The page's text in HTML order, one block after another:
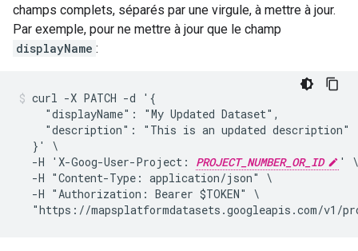
champs complets, séparés par une virgule, à mettre à jour.
Par exemple, pour ne mettre à jour que le champ
displayName :
curl -X PATCH -d '{
    "displayName": "My Updated Dataset",
    "description": "This is an updated description"
  }' \
  -H 'X-Goog-User-Project:
PROJECT_NUMBER_OR_ID
' \
  -H "Content-Type: application/json" \
  -H "Authorization: Bearer $TOKEN" \
"https://mapsplatformdatasets.googleapis.com/v1/